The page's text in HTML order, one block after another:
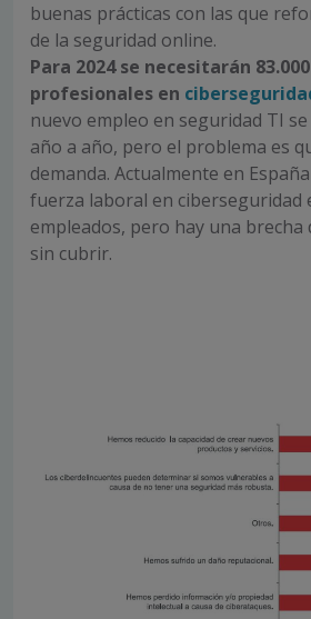
buenas prácticas con las que
de la seguridad online.
Para 2024 se necesitarán
profesionales en
nuevo empleo en seguridad TI
año a año, pero el problema es
demanda. Actualmente en
fuerza laboral en ciberseguridad
empleados, pero hay una brecha
sin cubrir.